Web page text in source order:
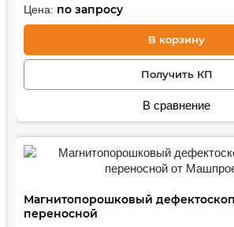
Цена: по запросу
В корзину
Получить КП
В сравнение
Магнитопорошковый
переносной